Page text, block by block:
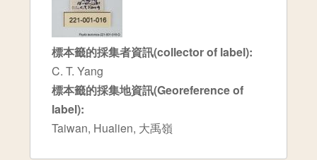
標本籤的採集者資訊(collector of label):
C. T. Yang
標本籤的採集地資訊(Georeference of
label):
Taiwan, Hualien, 大禹嶺